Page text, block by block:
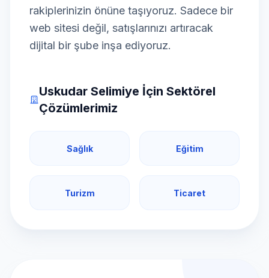
rakiplerinizin önüne taşıyoruz. Sadece bir
web sitesi değil, satışlarınızı artıracak
dijital bir şube inşa ediyoruz.
Uskudar Selimiye İçin Sektörel
Çözümlerimiz
Sağlık Eğitim
Turizm Ticaret